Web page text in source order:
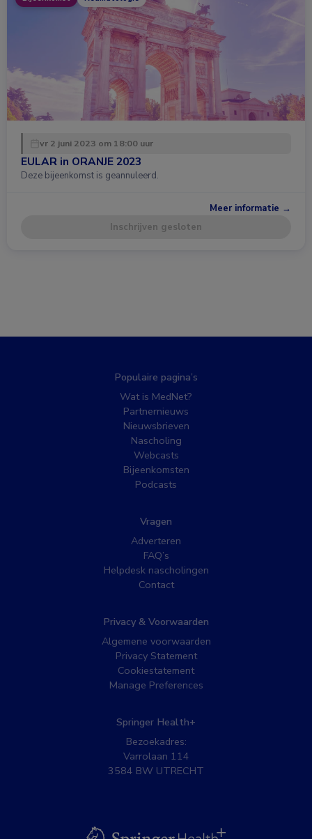
vr 2 juni 2023 om 18:00 uur
EULAR in ORANJE 2023
Deze bijeenkomst is geannuleerd.
Meer informatie →
Inschrijven gesloten
Populaire pagina’s
Wat is MedNet?
Partnernieuws
Nieuwsbrieven
Nascholing
Webcasts
Bijeenkomsten
Podcasts
Vragen
Adverteren
FAQ’s
Helpdesk nascholingen
Contact
Privacy & Voorwaarden
Algemene voorwaarden
Privacy Statement
Cookiestatement
Manage Preferences
Springer Health+
Bezoekadres:
Varrolaan 114
3584 BW UTRECHT
BSL